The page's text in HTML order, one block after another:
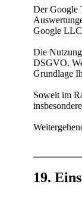
Der Google
Google
Die
DSGVO.
Grundlage
Soweit im
19.